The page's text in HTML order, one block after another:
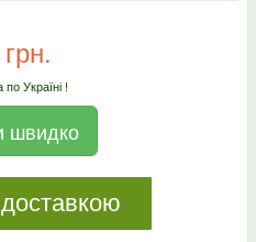
грн.
по Україні !
швидко